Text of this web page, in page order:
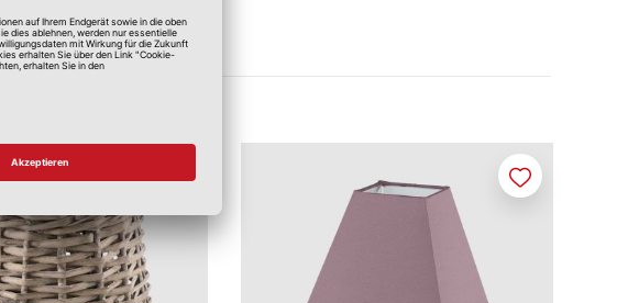
Merken Merken